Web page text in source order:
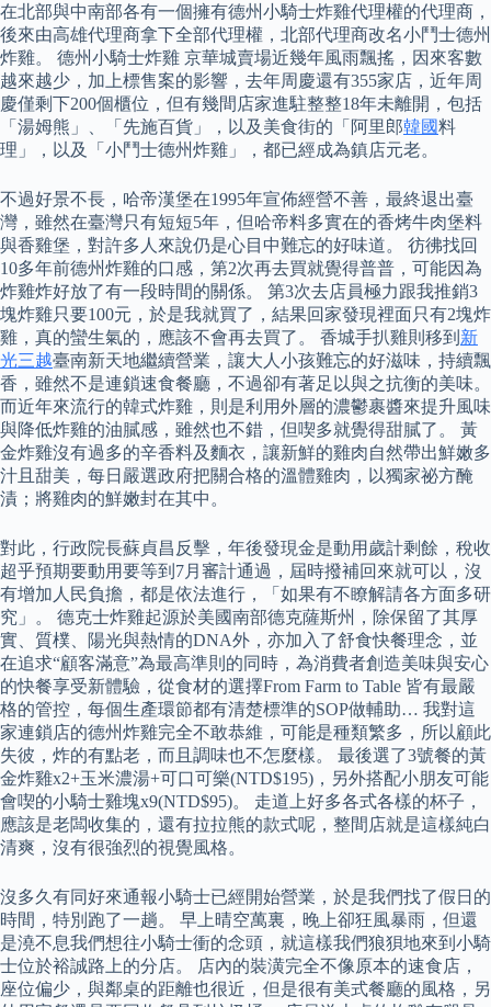
在北部與中南部各有一個擁有德州小騎士炸雞代理權的代理商，
後來由高雄代理商拿下全部代理權，北部代理商改名小鬥士德州
炸雞。 德州小騎士炸雞 京華城賣場近幾年風雨飄搖，因來客數
越來越少，加上標售案的影響，去年周慶還有355家店，近年周
慶僅剩下200個櫃位，但有幾間店家進駐整整18年未離開，包括
「湯姆熊」、「先施百貨」，以及美食街的「阿里郎韓國料
理」，以及「小鬥士德州炸雞」，都已經成為鎮店元老。
不過好景不長，哈帝漢堡在1995年宣佈經營不善，最終退出臺
灣，雖然在臺灣只有短短5年，但哈帝料多實在的香烤牛肉堡料
與香雞堡，對許多人來說仍是心目中難忘的好味道。 彷彿找回
10多年前德州炸雞的口感，第2次再去買就覺得普普，可能因為
炸雞炸好放了有一段時間的關係。 第3次去店員極力跟我推銷3
塊炸雞只要100元，於是我就買了，結果回家發現裡面只有2塊炸
雞，真的蠻生氣的，應該不會再去買了。 香城手扒雞則移到 新
光三越臺南新天地繼續營業，讓大人小孩難忘的好滋味，持續飄
香，雖然不是連鎖速食餐廳，不過卻有著足以與之抗衡的美味。
而近年來流行的韓式炸雞，則是利用外層的濃鬱裹醬來提升風味
與降低炸雞的油膩感，雖然也不錯，但喫多就覺得甜膩了。 黃
金炸雞沒有過多的辛香料及麵衣，讓新鮮的雞肉自然帶出鮮嫩多
汁且甜美，每日嚴選政府把關合格的溫體雞肉，以獨家祕方醃
漬；將雞肉的鮮嫩封在其中。
對此，行政院長蘇貞昌反擊，年後發現金是動用歲計剩餘，稅收
超乎預期要動用要等到7月審計通過，屆時撥補回來就可以，沒
有增加人民負擔，都是依法進行，「如果有不瞭解請各方面多研
究」。 德克士炸雞起源於美國南部德克薩斯州，除保留了其厚
實、質樸、陽光與熱情的DNA外，亦加入了舒食快餐理念，並
在追求“顧客滿意”為最高準則的同時，為消費者創造美味與安心
的快餐享受新體驗，從食材的選擇From Farm to Table 皆有最嚴
格的管控，每個生產環節都有清楚標準的SOP做輔助… 我對這
家連鎖店的德州炸雞完全不敢恭維，可能是種類繁多，所以顧此
失彼，炸的有點老，而且調味也不怎麼樣。 最後選了3號餐的黃
金炸雞x2+玉米濃湯+可口可樂(NTD$195)，另外搭配小朋友可能
會喫的小騎士雞塊x9(NTD$95)。 走道上好多各式各樣的杯子，
應該是老闆收集的，還有拉拉熊的款式呢，整間店就是這樣純白
清爽，沒有很強烈的視覺風格。
沒多久有同好來通報小騎士已經開始營業，於是我們找了假日的
時間，特別跑了一趟。 早上晴空萬裏，晚上卻狂風暴雨，但還
是澆不息我們想往小騎士衝的念頭，就這樣我們狼狽地來到小騎
士位於裕誠路上的分店。 店內的裝潢完全不像原本的速食店，
座位偏少，與鄰桌的距離也很近，但是很有美式餐廳的風格，另